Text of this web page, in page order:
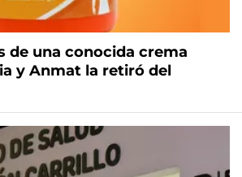
de una conocida crema
y Anmat la retiró del